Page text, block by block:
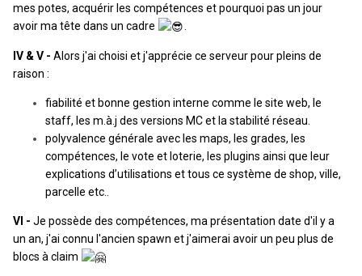
mes potes, acquérir les compétences et pourquoi pas un jour
avoir ma tête dans un cadre
IV & V - Alors j'ai choisi et j'apprécie ce serveur pour pleins de
raison :
fiabilité et bonne gestion interne comme le site web, le
staff, les m.à.j des versions MC et la stabilité réseau.
polyvalence générale avec les maps, les grades, les
compétences, le vote et loterie, les plugins ainsi que leur
explications d’utilisations et tous ce système de shop, ville,
parcelle etc..
VI - Je possède des compétences, ma présentation date d'il y a
un an, j'ai connu l'ancien spawn et j'aimerai avoir un peu plus de
blocs à claim